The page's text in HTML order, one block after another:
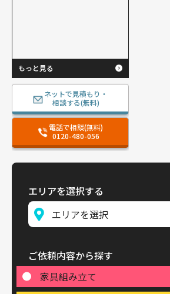
もっと見る
ネットで見積もり・
相談する(無料)
電話で相談(無料)
0120-480-056
エリアを選択する
ご依頼内容から探す
家具組み立て